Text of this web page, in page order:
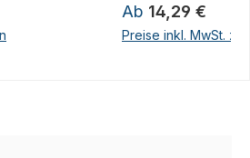
Regulärer Preis:
Ab 14,29 €
Preise inkl. MwSt.